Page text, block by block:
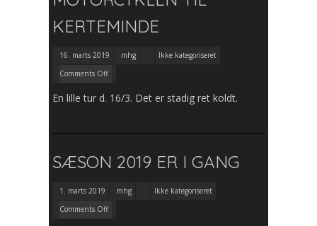
KERTEMINDE
16. marts 2019 mhg
Ikke kategoriseret
Comments Off
En lille tur d. 16/3. Det er stadig ret koldt.
SÆSON 2019 ER I GANG
1. marts 2019 mhg
Ikke kategoriseret
Comments Off